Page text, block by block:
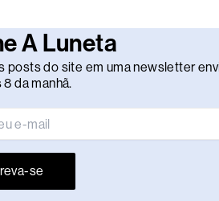
A Luneta
posts do site em uma newsletter
da manhã.
se